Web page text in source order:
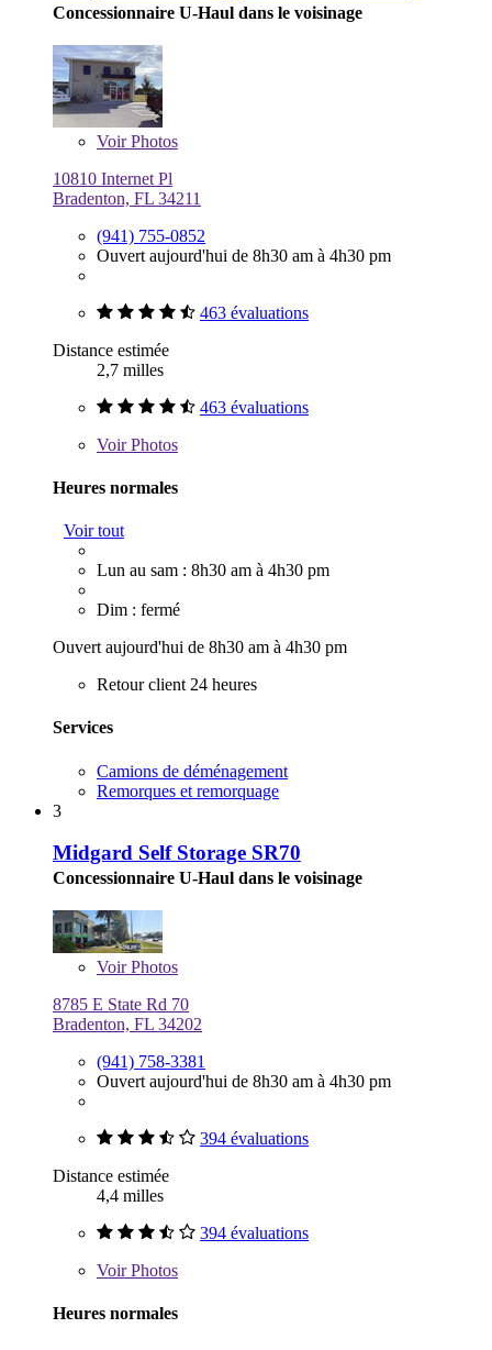
Concessionnaire U-Haul dans le voisinage
VoirPhotos
10810 Internet Pl
Bradenton, FL 34211
(941) 755-0852
Ouvert aujourd'hui de 8h30 am à 4h30 pm
463 évaluations
Distance estimée
2,7 milles
463 évaluations
VoirPhotos
Heures normales
Voir tout
Lun au sam : 8h30 am à 4h30 pm
Dim : fermé
Ouvert aujourd'hui de 8h30 am à 4h30 pm
Retour client 24 heures
Services
Camions de déménagement
Remorques et remorquage
3
Midgard Self Storage SR70
Concessionnaire U-Haul dans le voisinage
VoirPhotos
8785 E State Rd 70
Bradenton, FL 34202
(941) 758-3381
Ouvert aujourd'hui de 8h30 am à 4h30 pm
394 évaluations
Distance estimée
4,4 milles
394 évaluations
VoirPhotos
Heures normales